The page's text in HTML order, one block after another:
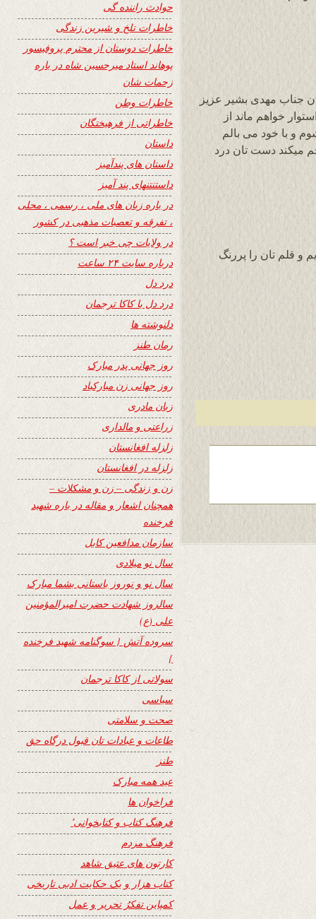
جناب مهدی بشیر عزیز
خواهم ماند از
و با خود می بالم
میکند دست تان درد
و قلم تان را پررنگ
حوادث راننده گی
خاطرات تلخ و شیرین زندگی
خاطرات دوستان از محترم پروفیسور
پوهاند استاد میرحسین شاه در باره
زحمات شان
خاطرات وطن
خاطراتی از فرهیختگان
داستان
داستان های پندآمیز
داستنتنهای پند آمیز
در باره زبان های ملی ، رسمی ، محلی
، تفرقه و تعصبات مذهبی در کشور
در ولایات چی خبر است ؟
درباره سایت ۲۴ ساعت
درد دل
درد دل با کاکا ترجمان
دلنوشته ها
رمان طنز
روز جهانی پدر مبارک
روز جهانی زن مبارکباد
زبان مادری
زراعتی و مالداری
زلزله افغانستان
زلزله در افغانستان
زن و زندگی – زن و مشکلات –
همچنان اشعار و مقاله در باره شهید
فرخنده
سازمان مدافعین کابل
سال نو میلادی
سال نو و نوروز باستانی بشما مبارک
سالروز شهادت حضرت امیرالمؤمنین
علی (ع)
سروده آتش { سوگنامه شهید فرخنده
}
سولاتی از کاکا ترجمان
سیاسی
صحت و سلامتی
طاعات و عبادات تان قبول درگاه حق
طنز
عید همه مبارک
فراخوان ها
فرهنگ کتاب و کتابخوانی٬
فرهنگ مردم
کارتون های عتیق شاهد
کتاب هزار و یک حکایت ادبی تاریخی
کمپاین تفکرُ تحریر و عمل